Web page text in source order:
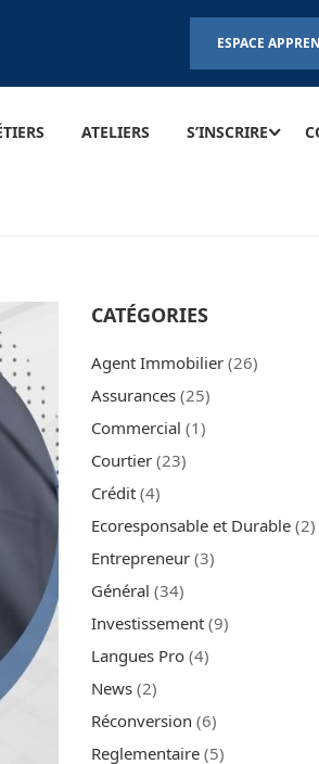
ESPACE
ATELIERS S’INSCRIRE
CATÉGORIES
Agent Immobilier(26)
Assurances(25)
Commercial (1)
Courtier(23)
Crédit(4)
Ecoresponsable et Durable(2)
Entrepreneur(3)
Général (34)
Investissement(9)
Langues Pro(4)
News(2)
Réconversion (6)
Reglementaire(5)